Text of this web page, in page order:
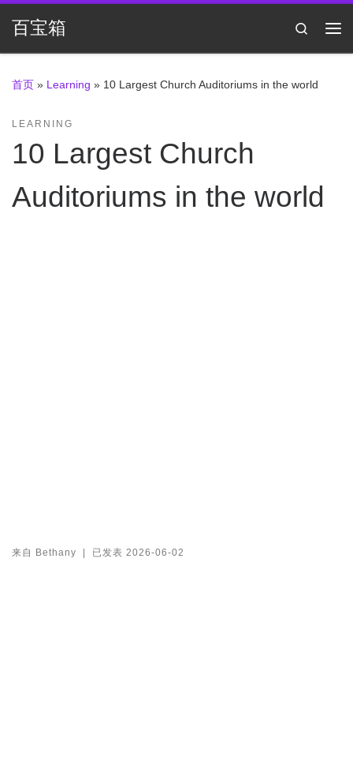
Skip to content
百宝箱
Search
首页 » Learning » 10 Largest Church Auditoriums in the world
LEARNING
10 Largest Church
Auditoriums in the world
来自 Bethany 已发表 2026-06-02